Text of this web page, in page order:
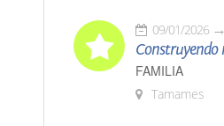
09/01/2026
FAMILIA
Tamames